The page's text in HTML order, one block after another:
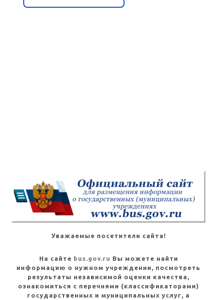
Уважаемые посетители сайта!
На сайте bus.gov.ru Вы можете найти
информацию о нужном учреждении, посмотреть
результаты независимой оценки качества,
ознакомиться с перечнями (классификаторами)
государственных и муниципальных услуг, а